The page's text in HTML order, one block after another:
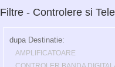
Filtre - Controlere si
dupa Destinatie:
AMPLIFICATOARE